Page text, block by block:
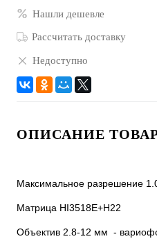
Нашли дешевле
Рассчитать доставку
Недоступно
ОПИСАНИЕ
Максимальное разрешение
Матрица HI3518E+H22
Объектив 2.8-12 мм -